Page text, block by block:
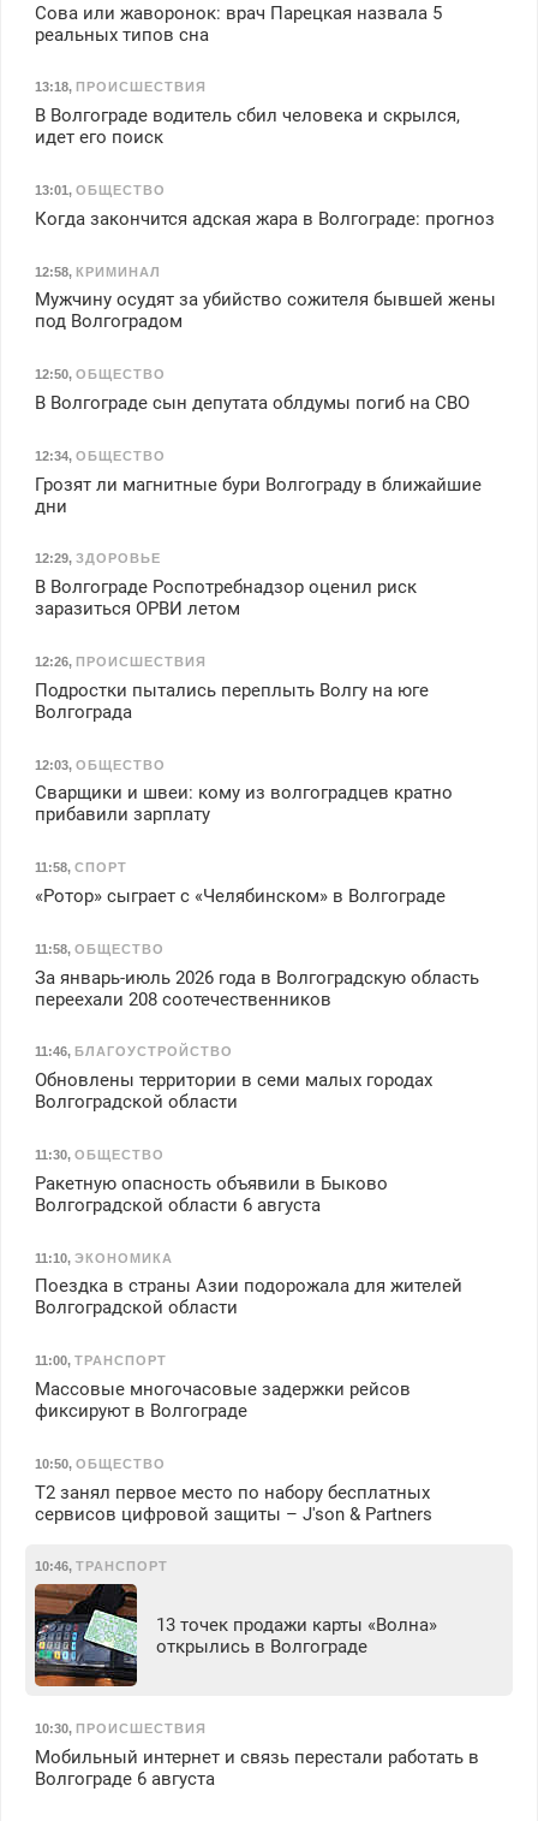
Сова или жаворонок: врач Парецкая назвала 5
реальных типов сна
13:18, ПРОИСШЕСТВИЯ
В Волгограде водитель сбил человека и скрылся,
идет его поиск
13:01, ОБЩЕСТВО
Когда закончится адская жара в Волгограде: прогноз
12:58, КРИМИНАЛ
Мужчину осудят за убийство сожителя бывшей жены
под Волгоградом
12:50, ОБЩЕСТВО
В Волгограде сын депутата облдумы погиб на СВО
12:34, ОБЩЕСТВО
Грозят ли магнитные бури Волгограду в ближайшие
дни
12:29, ЗДОРОВЬЕ
В Волгограде Роспотребнадзор оценил риск
заразиться ОРВИ летом
12:26, ПРОИСШЕСТВИЯ
Подростки пытались переплыть Волгу на юге
Волгограда
12:03, ОБЩЕСТВО
Сварщики и швеи: кому из волгоградцев кратно
прибавили зарплату
11:58, СПОРТ
«Ротор» сыграет с «Челябинском» в Волгограде
11:58, ОБЩЕСТВО
За январь-июль 2026 года в Волгоградскую область
переехали 208 соотечественников
11:46, БЛАГОУСТРОЙСТВО
Обновлены территории в семи малых городах
Волгоградской области
11:30, ОБЩЕСТВО
Ракетную опасность объявили в Быково
Волгоградской области 6 августа
11:10, ЭКОНОМИКА
Поездка в страны Азии подорожала для жителей
Волгоградской области
11:00, ТРАНСПОРТ
Массовые многочасовые задержки рейсов
фиксируют в Волгограде
10:50, ОБЩЕСТВО
Т2 занял первое место по набору бесплатных
сервисов цифровой защиты – J'son & Partners
10:46, ТРАНСПОРТ
13 точек продажи карты «Волна»
открылись в Волгограде
10:30, ПРОИСШЕСТВИЯ
Мобильный интернет и связь перестали работать в
Волгограде 6 августа